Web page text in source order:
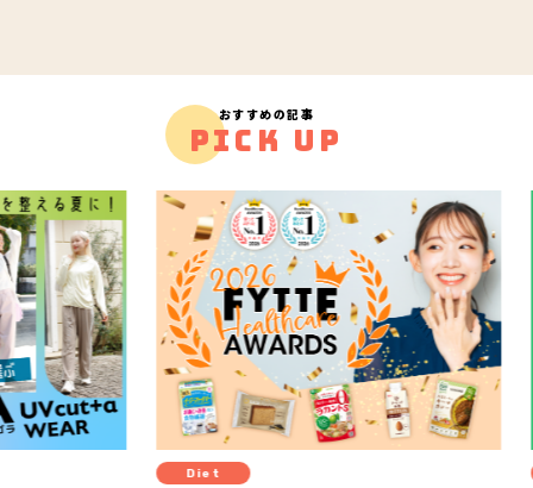
おすすめの記事
PICK UP
Diet Diet